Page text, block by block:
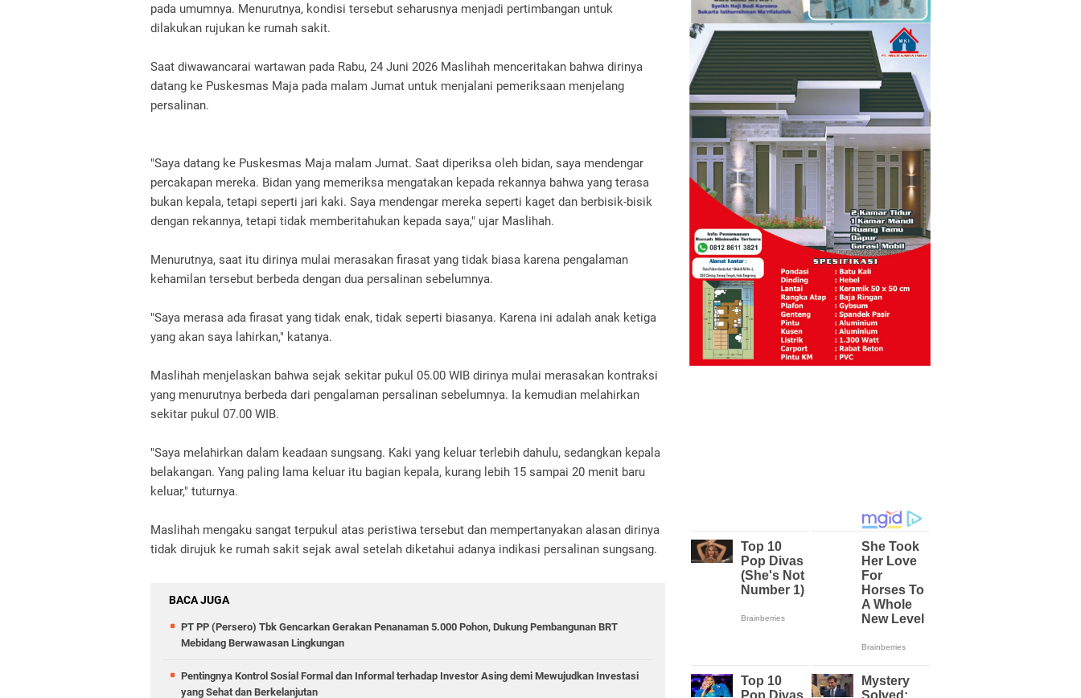
pada umumnya. Menurutnya, kondisi tersebut seharusnya menjadi pertimbangan untuk
dilakukan rujukan ke rumah sakit.
Saat diwawancarai wartawan pada Rabu, 24 Juni 2026 Maslihah menceritakan bahwa dirinya
datang ke Puskesmas Maja pada malam Jumat untuk menjalani pemeriksaan menjelang
persalinan.
"Saya datang ke Puskesmas Maja malam Jumat. Saat diperiksa oleh bidan, saya mendengar
percakapan mereka. Bidan yang memeriksa mengatakan kepada rekannya bahwa yang terasa
bukan kepala, tetapi seperti jari kaki. Saya mendengar mereka seperti kaget dan berbisik-bisik
dengan rekannya, tetapi tidak memberitahukan kepada saya," ujar Maslihah.
Menurutnya, saat itu dirinya mulai merasakan firasat yang tidak biasa karena pengalaman
kehamilan tersebut berbeda dengan dua persalinan sebelumnya.
"Saya merasa ada firasat yang tidak enak, tidak seperti biasanya. Karena ini adalah anak ketiga
yang akan saya lahirkan," katanya.
Maslihah menjelaskan bahwa sejak sekitar pukul 05.00 WIB dirinya mulai merasakan kontraksi
yang menurutnya berbeda dari pengalaman persalinan sebelumnya. Ia kemudian melahirkan
sekitar pukul 07.00 WIB.
"Saya melahirkan dalam keadaan sungsang. Kaki yang keluar terlebih dahulu, sedangkan kepala
belakangan. Yang paling lama keluar itu bagian kepala, kurang lebih 15 sampai 20 menit baru
keluar," tuturnya.
Maslihah mengaku sangat terpukul atas peristiwa tersebut dan mempertanyakan alasan dirinya
tidak dirujuk ke rumah sakit sejak awal setelah diketahui adanya indikasi persalinan sungsang.
BACA JUGA
PT PP (Persero) Tbk Gencarkan Gerakan Penanaman 5.000 Pohon, Dukung Pembangunan BRT
Mebidang Berwawasan Lingkungan
Pentingnya Kontrol Sosial Formal dan Informal terhadap Investor Asing demi Mewujudkan Investasi
yang Sehat dan Berkelanjutan